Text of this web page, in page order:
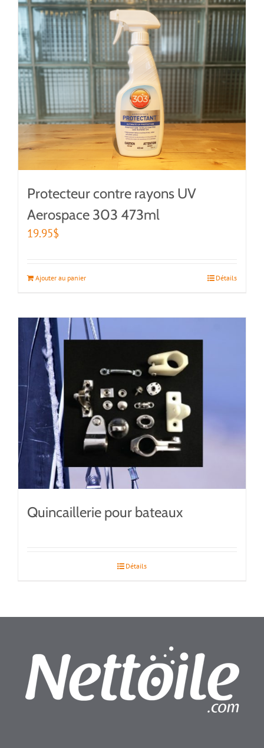
Protecteur contre rayons UV
Aerospace 303 473ml
19.95$
Ajouter au panier Détails
Quincaillerie pour bateaux
Détails